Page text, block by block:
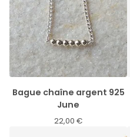
Bague chaîne argent 925
June
22,00 €